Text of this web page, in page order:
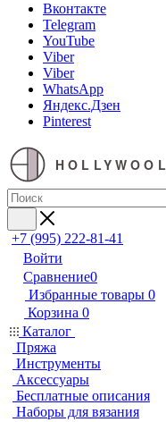
Вконтакте
Telegram
YouTube
Viber
Viber
WhatsApp
Яндекс.Дзен
Pinterest
HOLLYWOOL
+7 (995) 222-81-41
Войти
Сравнение0
Избранные товары 0
Корзина 0
Каталог
Пряжа
Инструменты
Аксессуары
Бесплатные описания
Наборы для вязания